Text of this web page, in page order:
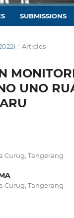
SUBMISSIONS
/ Articles
UNO
Curug, Tangerang
Curug, Tangerang